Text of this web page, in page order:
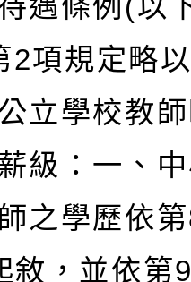
遇條例(以
2項規定略
立學校教
級：一、
之學歷依
敘，並依第